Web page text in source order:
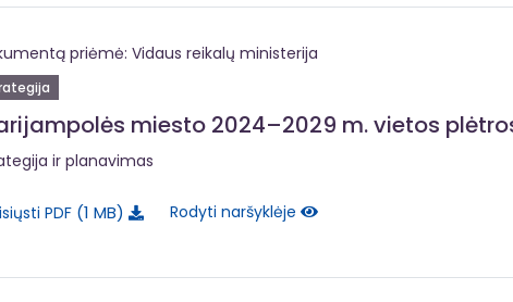
priėmė: Vidaus reikalų ministerija
miesto 2024–2029 m. vietos
ir planavimas
PDF 1 MB
Rodyti naršyklėje